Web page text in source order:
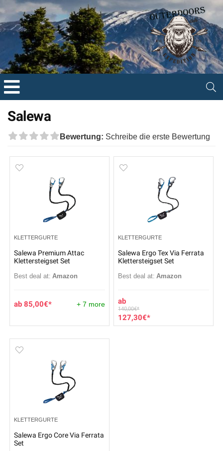
Salewa
Bewertung: Schreibe die erste Bewertung
KLETTERGURTE
Salewa Premium Attac
Klettersteigset Set
Best deal at: Amazon
85,00€ + 7 more
KLETTERGURTE
Salewa Ergo Tex Via Ferrata
Klettersteigset Set
Best deal at: Amazon
140,00€
127,30€
KLETTERGURTE
Salewa Ergo Core Via Ferrata
Set